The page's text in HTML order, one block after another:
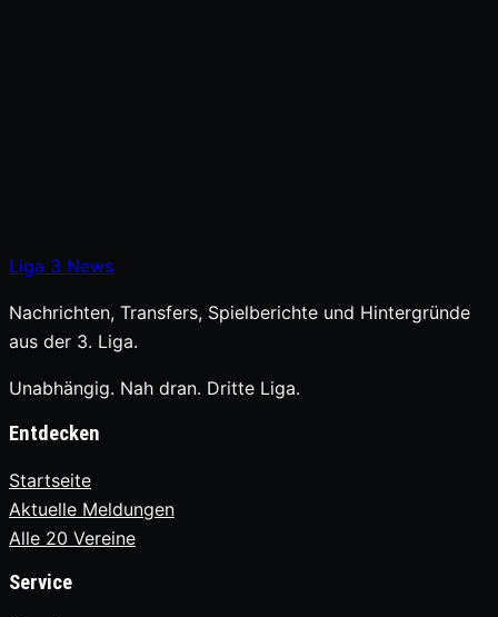
Liga 3 News
Nachrichten, Transfers, Spielberichte und Hintergründe
aus der 3. Liga.
Unabhängig. Nah dran. Dritte Liga.
Entdecken
Startseite
Aktuelle Meldungen
Alle 20 Vereine
Service